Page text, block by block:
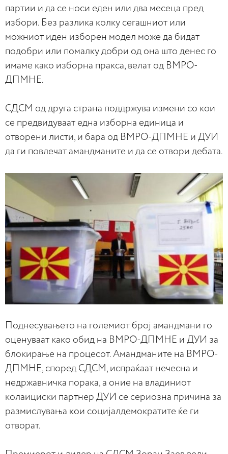
партии и да се носи еден или два месеца пред
избори. Без разлика колку сегашниот или
можниот иден изборен модел може да бидат
подобри или помалку добри од она што денес го
имаме како изборна пракса, велат од ВМРО-
ДПМНЕ.
СДСМ од друга страна поддржува измени со кои
се предвидуваат една изборна единица и
отворени листи, и бара од ВМРО-ДПМНЕ и ДУИ
да ги повлечат амандманите и да се отвори дебата.
Поднесувањето на големиот број амандмани го
оценуваат како обид на ВМРО-ДПМНЕ и ДУИ за
блокирање на процесот. Амандманите на ВМРО-
ДПМНЕ, според СДСМ, испраќаат нечесна и
недржавничка порака, а оние на владиниот
колаициски партнер ДУИ се сериозна причина за
размислувања кои социјалдемократите ќе ги
отворат.